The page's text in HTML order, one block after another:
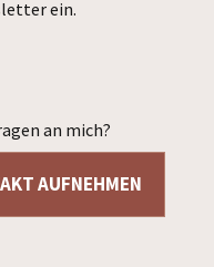
ein.
an mich?
AUFNEHMEN